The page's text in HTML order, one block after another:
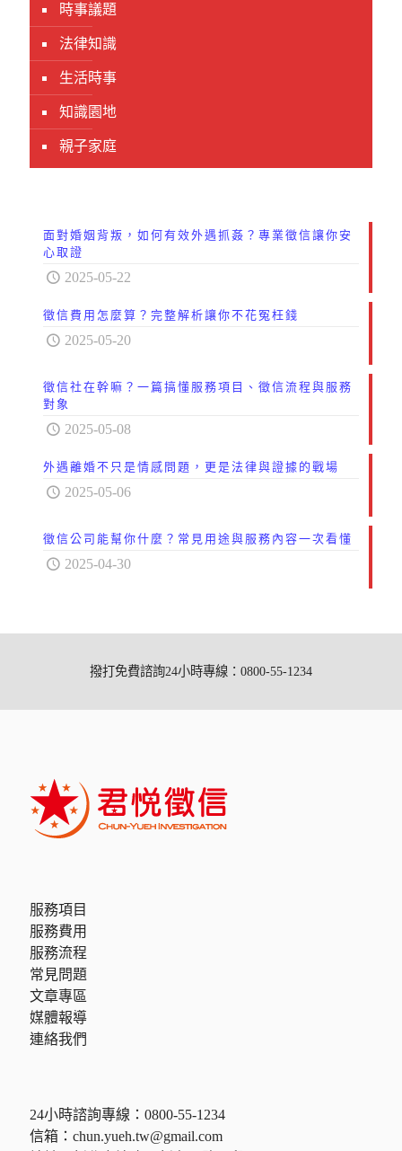
時事議題
法律知識
生活時事
知識園地
親子家庭
面對婚姻背叛，如何有效外遇抓姦？專業徵信讓你安
心取證
2025-05-22
徵信費用怎麼算？完整解析讓你不花冤枉錢
2025-05-20
徵信社在幹嘛？一篇搞懂服務項目、徵信流程與服務
對象
2025-05-08
外遇離婚不只是情感問題，更是法律與證據的戰場
2025-05-06
徵信公司能幫你什麼？常見用途與服務內容一次看懂
2025-04-30
撥打免費諮詢24小時專線：0800-55-1234
服務項目
服務費用
服務流程
常見問題
文章專區
媒體報導
連絡我們
24小時諮詢專線： 0800-55-1234
信箱： chun.yueh.tw@gmail.com